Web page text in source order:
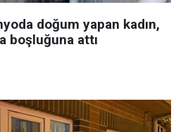
doğum yapan kadın,
boşluğuna attı